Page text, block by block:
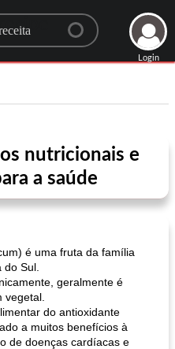
Login
nutricionais e
a saúde
é uma fruta da família
Sul.
geralmente é
vegetal.
do antioxidante
a muitos benefícios à
de doenças cardíacas e